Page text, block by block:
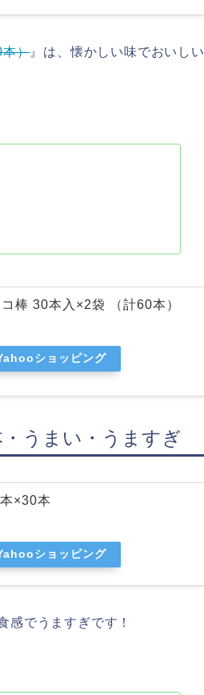
本）』は、懐かしい味でおいしい
棒 30本入×2袋 （計60本）
ショッピング
うまい・うますぎ
×30本
ショッピング
感でうますぎです！